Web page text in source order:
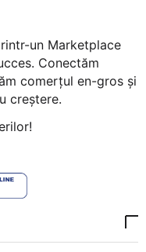
un Marketplace
Conectăm
comerțul en-gros și
creștere.